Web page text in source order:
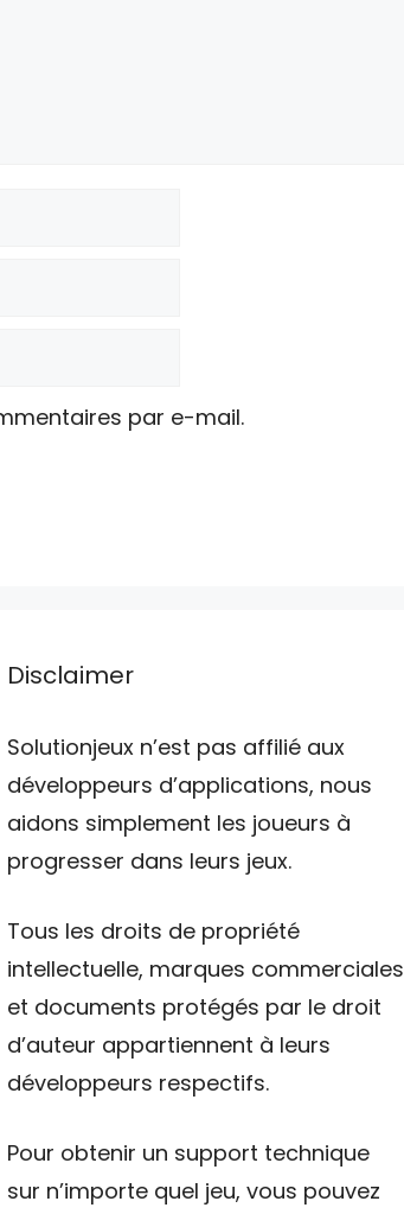
par e-mail.
Disclaimer
Solutionjeux n’est pas affilié aux
développeurs d’applications, nous
aidons simplement les joueurs à
progresser dans leurs jeux.
Tous les droits de propriété
intellectuelle, marques commerciales
et documents protégés par le droit
d’auteur appartiennent à leurs
développeurs respectifs.
Pour obtenir un support technique
sur n’importe quel jeu, vous pouvez